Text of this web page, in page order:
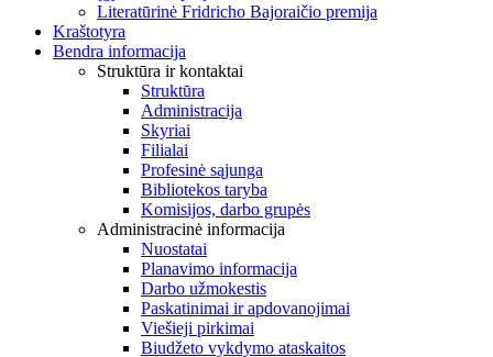
Literatūrinė Fridricho Bajoraičio premija
Kraštotyra
Bendra informacija
Struktūra ir kontaktai
Struktūra
Administracija
Skyriai
Filialai
Profesinė sąjunga
Bibliotekos taryba
Komisijos, darbo grupės
Administracinė informacija
Nuostatai
Planavimo informacija
Darbo užmokestis
Paskatinimai ir apdovanojimai
Viešieji pirkimai
Biudžeto vykdymo ataskaitos